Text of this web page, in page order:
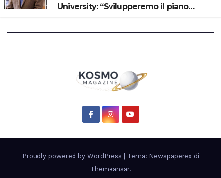
University: “Svilupperemo il piano
Proudly powered by WordPress | Tema: Newspaperex di
Themeansar.